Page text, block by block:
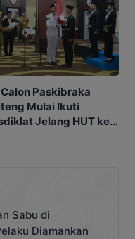
Paskibraka
Mulai Ikuti
Jelang HUT ke-
Sabu di
Diamankan